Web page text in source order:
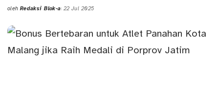
Posted
oleh Redaksi Blok-a 22 Jul 2025